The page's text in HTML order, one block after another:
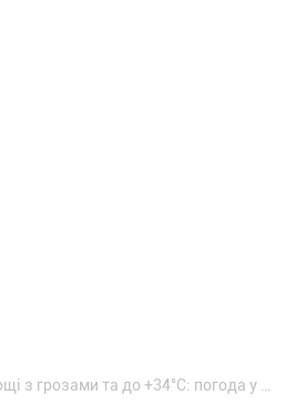
Дощі з грозами та до +34°С: погода у Кривому Розі на вихідні 8-9 серпня